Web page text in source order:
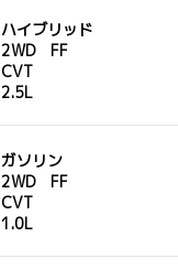
ハイブリッド
2WD FF
CVT
2.5L
ガソリン
2WD FF
CVT
1.0L